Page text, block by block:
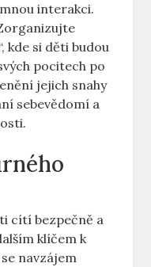
interakci.
kde si děti budou
pocitech po
jejich snahy
sebevědomí a
cítí bezpečně a
klíčem k
​navzájem